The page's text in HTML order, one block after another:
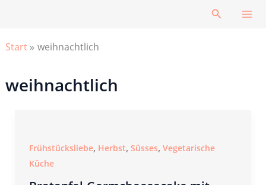
Suchen
Start weihnachtlich
weihnachtlich
Frühstücksliebe, Herbst, Süsses, Vegetarische
Küche